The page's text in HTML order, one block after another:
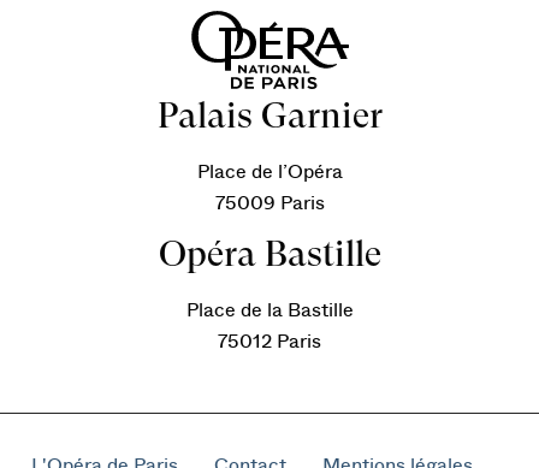
Palais Garnier
Place de l’Opéra
75009 Paris
Opéra Bastille
Place de la Bastille
75012 Paris